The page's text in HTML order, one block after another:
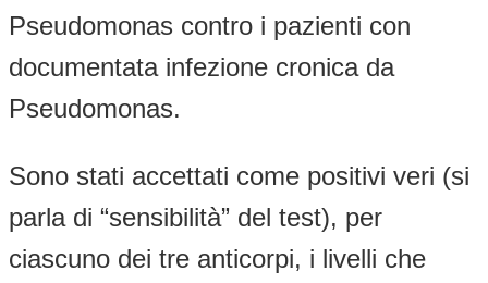
Pseudomonas contro i pazienti con
documentata infezione cronica da
Pseudomonas.
Sono stati accettati come positivi veri (si
parla di “sensibilità” del test), per
ciascuno dei tre anticorpi, i livelli che